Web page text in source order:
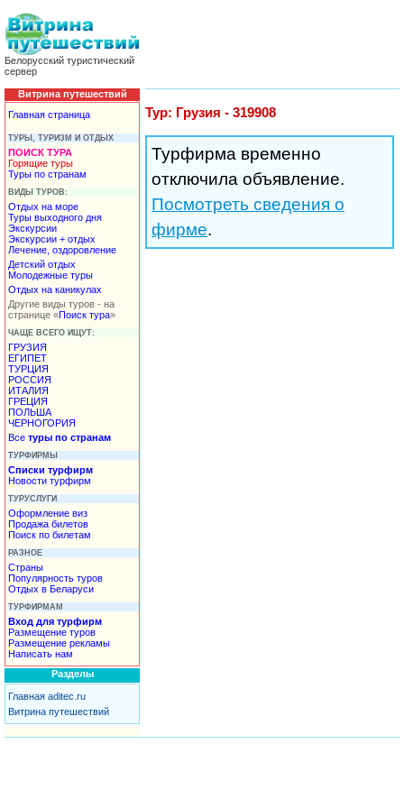
Белорусский туристический
сервер
Витрина путешествий
Главная страница
ТУРЫ, ТУРИЗМ И ОТДЫХ
ПОИСК ТУРА
Горящие туры
Туры по странам
ВИДЫ ТУРОВ:
Отдых на море
Туры выходного дня
Экскурсии
Экскурсии + отдых
Лечение, оздоровление
Детский отдых
Молодежные туры
Отдых на каникулах
Другие виды туров - на
странице «Поиск тура»
ЧАЩЕ ВСЕГО ИЩУТ:
ГРУЗИЯ
ЕГИПЕТ
ТУРЦИЯ
РОССИЯ
ИТАЛИЯ
ГРЕЦИЯ
ПОЛЬША
ЧЕРНОГОРИЯ
Все туры по странам
ТУРФИРМЫ
Списки турфирм
Новости турфирм
ТУРУСЛУГИ
Оформление виз
Продажа билетов
Поиск по билетам
РАЗНОЕ
Страны
Популярность туров
Отдых в Беларуси
ТУРФИРМАМ
Вход для турфирм
Размещение туров
Размещение рекламы
Написать нам
Разделы
Главная aditec.ru
Витрина путешествий
Тур: Грузия - 319908
Турфирма временно
отключила объявление.
Посмотреть сведения о
фирме.